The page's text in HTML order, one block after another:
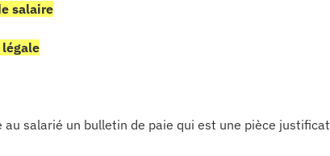
salaire
au salarié un bulletin de paie qui est une pièce